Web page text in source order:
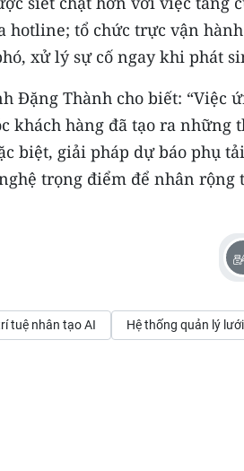
tổ chức trực vận
xử lý sự cố ngay khi phát
Đặng Thành cho biết: “Việc
khách hàng đã tạo ra những
biệt, giải pháp dự báo phụ
trọng điểm để nhân rộng
tuệ nhân tạo AI Hệ thống quản lý